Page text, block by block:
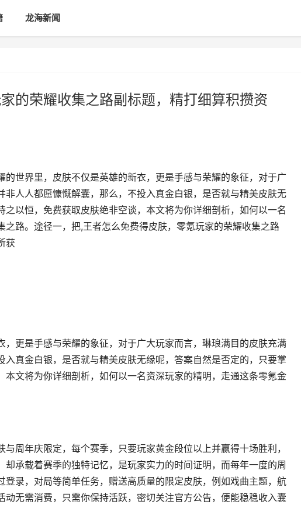
龙海新闻
的荣耀收集之路副标题，精打细算积攒资
世界里，皮肤不仅是英雄的新衣，更是手感与荣耀的象征，对于广
人人都愿慷慨解囊，那么，不投入真金白银，是否就与精美皮肤无
以恒，免费获取皮肤绝非空谈，本文将为你详细剖析，如何以一名
路。途径一，把,王者怎么免费得皮肤，零氪玩家的荣耀收集之路
获
更是手感与荣耀的象征，对于广大玩家而言，琳琅满目的皮肤充满
真金白银，是否就与精美皮肤无缘呢，答案自然是否定的，只要掌
文将为你详细剖析，如何以一名资深玩家的精明，走通这条零氪金
周年庆限定，每个赛季，只要玩家黄金段位以上并赢得十场胜利，
承载着赛季的独特记忆，是玩家实力的时间证明，而每年一度的周
录，对局等简单任务，赠送高质量的限定皮肤，例如戏曲主题，航
无需消费，只需你保持活跃，密切关注官方公告，便能稳稳收入囊